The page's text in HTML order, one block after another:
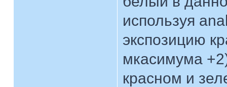
используя
экспозицию
мкасимума
красном и